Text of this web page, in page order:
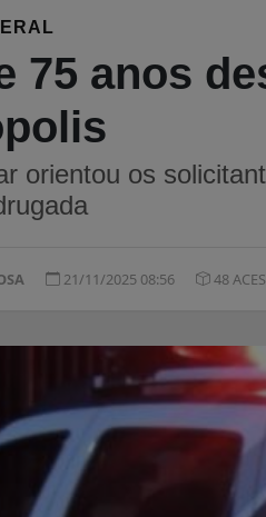
75 anos
orientou os
21/11/2025 08:56 48